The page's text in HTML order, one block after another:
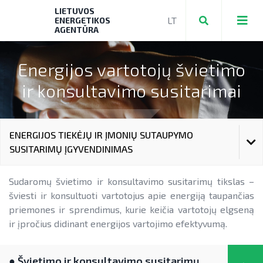
Teikti ir valdyti paraiškas bei mokėjimo
prašymus
Mokėjimo prašymų formos, dokumentai
► PRIVAČIŲ ELEKTROMOBILIŲ ĮKROVIMO
► PARAMA ENERGIJOS KAUPIMO
ĮRENGINIAMS
Aktuali AEI statistika
AIE plėtros galimybių žemėlapis
Saulės elektrinių modulių ir elektros
energijos kaupimo įrenginių kainos
Energetikos bendrijos
NENS įgyvendinimo stebėsena
NEKS veiksmų plano įgyvendinimo
stebėsena
Energetika išsamiai
LIETUVOS
ENERGETIKOS
AGENTŪRA
Energijos vartotojų švietimo
ir konsultavimo susitarimai
ENERGIJOS TIEKĖJŲ IR ĮMONIŲ SUTAUPYMO
SUSITARIMŲ ĮGYVENDINIMAS
EVE DIDINIMO VEIKSMŲ PLANAS
PAŽANGOS ĮGYVENDINANT EVE TIKSLUS ATASKAITOS
ENERGIJOS TIEKĖJŲ IR ĮMONIŲ SUTAUPYMO SUSITARIMŲ
Sudaromų švietimo ir konsultavimo susitarimų tikslas –
šviesti ir konsultuoti vartotojus apie energiją taupančias
priemones ir sprendimus, kurie keičia vartotojų elgseną
ir įpročius didinant energijos vartojimo efektyvumą.